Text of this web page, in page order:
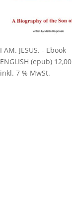
I AM. JESUS. - Ebook
ENGLISH (epub)
inkl. 7 % MwSt.